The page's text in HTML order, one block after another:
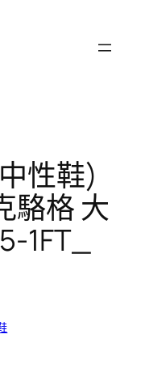
性鞋)
駱格 大